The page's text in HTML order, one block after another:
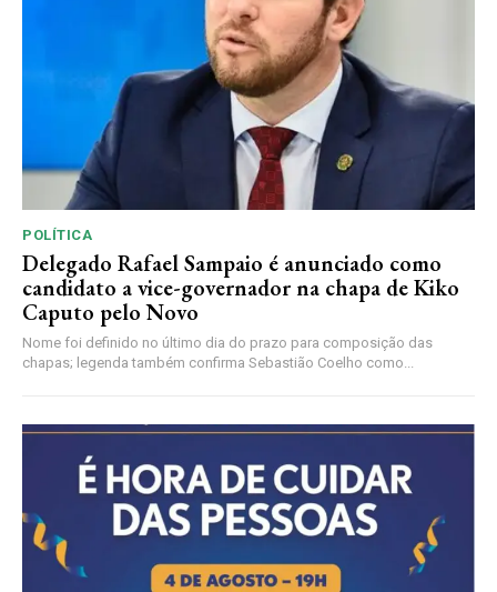
POLÍTICA
Delegado Rafael Sampaio é anunciado como
candidato a vice-governador na chapa de Kiko
Caputo pelo Novo
Nome foi definido no último dia do prazo para composição das
chapas; legenda também confirma Sebastião Coelho como...